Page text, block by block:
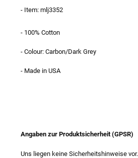
- Item: mlj3352
- 100% Cotton
- Colour: Carbon/Dark Grey
- Made in USA
Angaben zur Produktsicherheit (GPSR)
Uns liegen keine Sicherheitshinweise vor.